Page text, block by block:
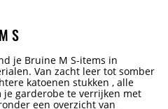
S
je Bruine M S-items in
Van zacht leer tot somber
katoenen stukken , alle
garderobe te verrijken met
een overzicht van